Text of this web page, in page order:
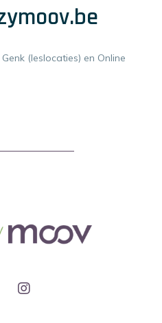
(leslocaties) en Online